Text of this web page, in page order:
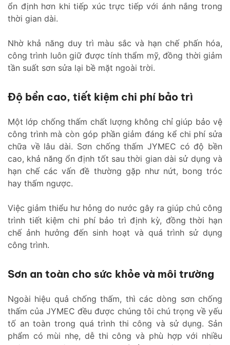
ổn định hơn khi tiếp xúc trực tiếp với ánh nắng trong
thời gian dài.
Nhờ khả năng duy trì màu sắc và hạn chế phấn hóa,
công trình luôn giữ được tính thẩm mỹ, đồng thời giảm
tần suất sơn sửa lại bề mặt ngoài trời.
Độ bền cao, tiết kiệm chi phí bảo trì
Một lớp chống thấm chất lượng không chỉ giúp bảo vệ
công trình mà còn góp phần giảm đáng kể chi phí sửa
chữa về lâu dài. Sơn chống thấm JYMEC có độ bền
cao, khả năng ổn định tốt sau thời gian dài sử dụng và
hạn chế các vấn đề thường gặp như nứt, bong tróc
hay thấm ngược.
Việc giảm thiểu hư hỏng do nước gây ra giúp chủ công
trình tiết kiệm chi phí bảo trì định kỳ, đồng thời hạn
chế ảnh hưởng đến sinh hoạt và quá trình sử dụng
công trình.
Sơn an toàn cho sức khỏe và môi trường
Ngoài hiệu quả chống thấm, thì các dòng sơn chống
thấm của JYMEC đều được chúng tôi chú trọng về yếu
tố an toàn trong quá trình thi công và sử dụng. Sản
phẩm có mùi nhẹ, dễ thi công và phù hợp với nhiều